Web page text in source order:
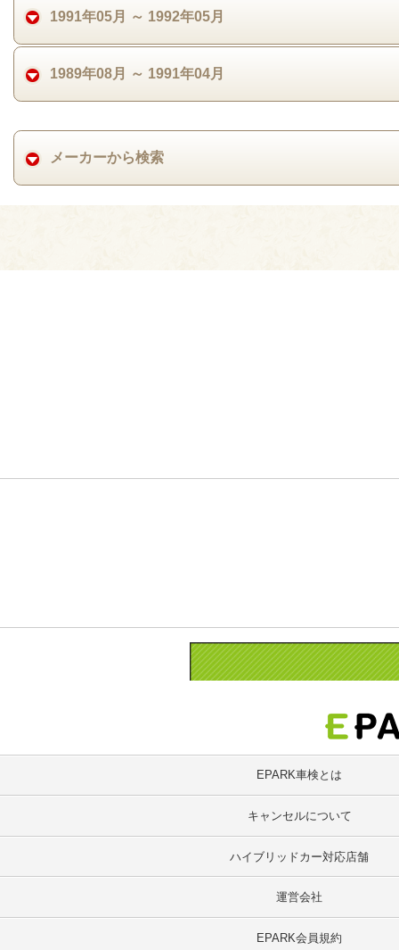
1991年05月 ～ 1992年05月
1989年08月 ～ 1991年04月
メーカーから検索
EPARK車検とは
キャンセルについて
ハイブリッドカー対応店舗
運営会社
EPARK会員規約